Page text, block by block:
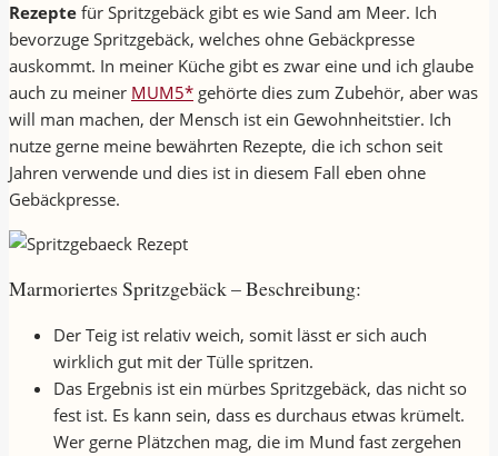
Rezepte für Spritzgebäck gibt es wie Sand am Meer. Ich
bevorzuge Spritzgebäck, welches ohne Gebäckpresse
auskommt. In meiner Küche gibt es zwar eine und ich glaube
auch zu meiner MUM5* gehörte dies zum Zubehör, aber was
will man machen, der Mensch ist ein Gewohnheitstier. Ich
nutze gerne meine bewährten Rezepte, die ich schon seit
Jahren verwende und dies ist in diesem Fall eben ohne
Gebäckpresse.
Marmoriertes Spritzgebäck – Beschreibung:
Der Teig ist relativ weich, somit lässt er sich auch
wirklich gut mit der Tülle spritzen.
Das Ergebnis ist ein mürbes Spritzgebäck, das nicht so
fest ist. Es kann sein, dass es durchaus etwas krümelt.
Wer gerne Plätzchen mag, die im Mund fast zergehen